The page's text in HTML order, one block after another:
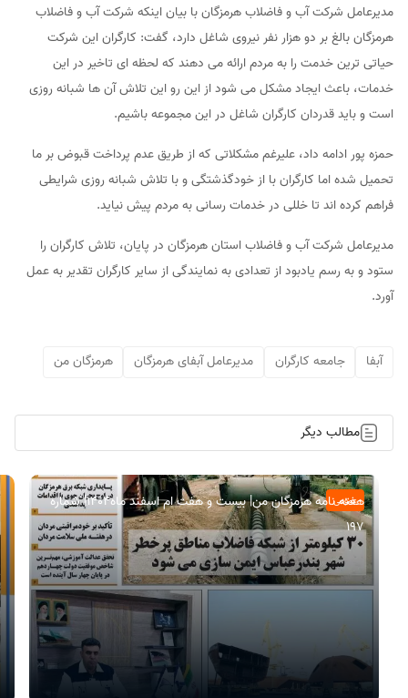
مدیرعامل شرکت آب و فاضلاب هرمزگان با بیان اینکه شرکت آب و فاضلاب
هرمزگان بالغ بر دو هزار نفر نیروی شاغل دارد، گفت: کارگران این شرکت
حیاتی ترین خدمت را به مردم ارائه می دهند که لحظه ای تاخیر در این
خدمات، باعث ایجاد مشکل می شود از این رو این تلاش آن ها شبانه روزی
است و باید قدردان کارگران شاغل در این مجموعه باشیم.
حمزه پور ادامه داد، علیرغم مشکلاتی که از طریق عدم پرداخت قبوض بر ما
تحمیل شده اما کارگران با از خودگذشتگی و با تلاش شبانه روزی شرایطی
فراهم کرده اند تا خللی در خدمات رسانی به مردم پیش نیاید.
مدیرعامل شرکت آب و فاضلاب استان هرمزگان در پایان، تلاش کارگران را
ستود و به رسم یادبود از تعدادی به نمایندگی از سایر کارگران تقدیر به عمل
آورد.
آبفا جامعه کارگران مدیرعامل آبفای هرمزگان هرمزگان من
مطالب دیگر
عمومی
هفته نامه هرمزگان من| بیست و هفت ام اسفند ماه۱۴۰۴| شماره
197